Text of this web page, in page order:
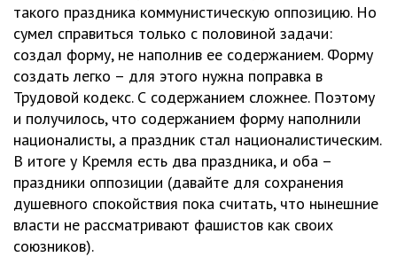
такого праздника коммунистическую оппозицию. Но
сумел справиться только с половиной задачи:
создал форму, не наполнив ее содержанием. Форму
создать легко – для этого нужна поправка в
Трудовой кодекс. С содержанием сложнее. Поэтому
и получилось, что содержанием форму наполнили
националисты, а праздник стал националистическим.
В итоге у Кремля есть два праздника, и оба –
праздники оппозиции (давайте для сохранения
душевного спокойствия пока считать, что нынешние
власти не рассматривают фашистов как своих
союзников).